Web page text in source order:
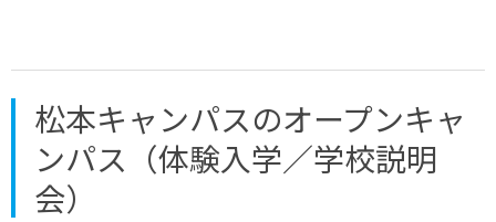
松本キャンパスのオープンキャ
ンパス（体験入学／学校説明
会）